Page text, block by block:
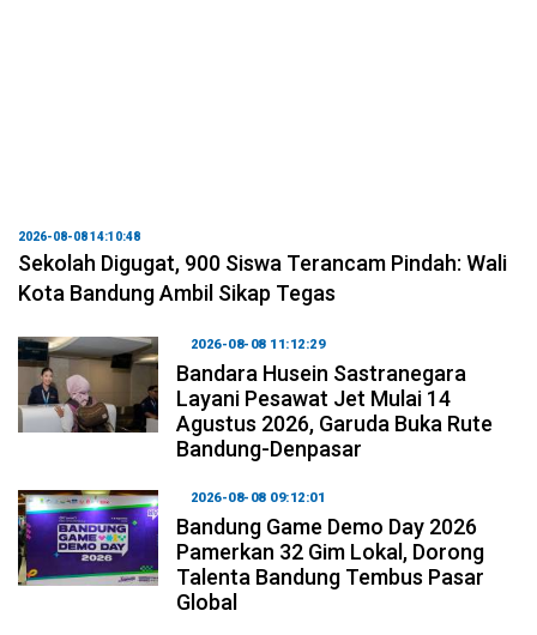
2026-08-08 14:10:48
Sekolah Digugat, 900 Siswa Terancam Pindah: Wali
Kota Bandung Ambil Sikap Tegas
2026-08-08 11:12:29
Bandara Husein Sastranegara
Layani Pesawat Jet Mulai 14
Agustus 2026, Garuda Buka Rute
Bandung-Denpasar
2026-08-08 09:12:01
Bandung Game Demo Day 2026
Pamerkan 32 Gim Lokal, Dorong
Talenta Bandung Tembus Pasar
Global